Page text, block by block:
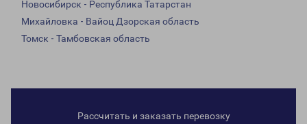
Новосибирск - Республика Татарстан
Михайловка - Вайоц Дзорская область
Томск - Тамбовская область
Рассчитать и заказать перевозку